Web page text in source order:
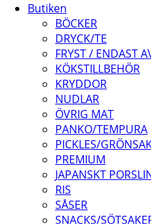
Butiken
BÖCKER
DRYCK/TE
FRYST / ENDAST
KÖKSTILLBEHÖR
KRYDDOR
NUDLAR
ÖVRIG MAT
PANKO/TEMPURA
PICKLES/
PREMIUM
JAPANSKT
RIS
SÅSER
SNACKS/